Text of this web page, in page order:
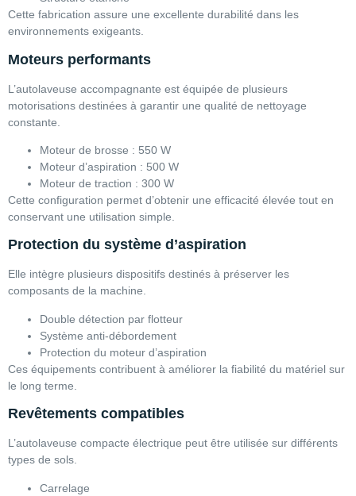
Cette fabrication assure une excellente durabilité dans les
environnements exigeants.
Moteurs performants
L’autolaveuse accompagnante est équipée de plusieurs
motorisations destinées à garantir une qualité de nettoyage
constante.
Moteur de brosse : 550 W
Moteur d’aspiration : 500 W
Moteur de traction : 300 W
Cette configuration permet d’obtenir une efficacité élevée tout en
conservant une utilisation simple.
Protection du système d’aspiration
Elle intègre plusieurs dispositifs destinés à préserver les
composants de la machine.
Double détection par flotteur
Système anti-débordement
Protection du moteur d’aspiration
Ces équipements contribuent à améliorer la fiabilité du matériel sur
le long terme.
Revêtements compatibles
L’autolaveuse compacte électrique peut être utilisée sur différents
types de sols.
Carrelage